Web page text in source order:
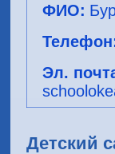
Детский